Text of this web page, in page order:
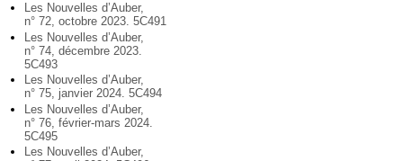
Les Nouvelles d’Auber,
n° 72, octobre 2023. 5C491
Les Nouvelles d’Auber,
n° 74, décembre 2023.
5C493
Les Nouvelles d’Auber,
n° 75, janvier 2024. 5C494
Les Nouvelles d’Auber,
n° 76, février-mars 2024.
5C495
Les Nouvelles d’Auber,